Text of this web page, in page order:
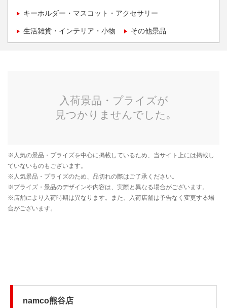
キーホルダー・マスコット・アクセサリー
生活雑貨・インテリア・小物 その他景品
namco熊谷店